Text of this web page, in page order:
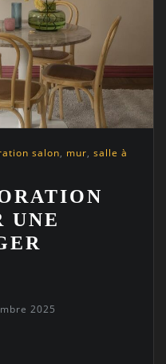
salon, mur, salle à
UNE
2025